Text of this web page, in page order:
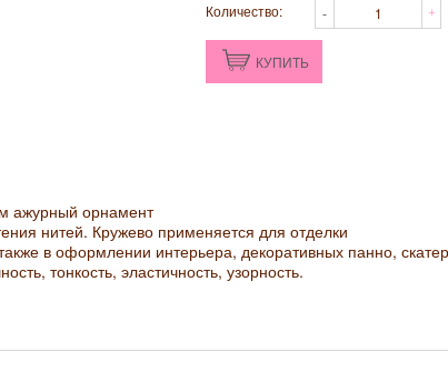
Количество:
КУПИТЬ
ажурный орнамент
нитей. Кружево применяется для отделки
в оформлении интерьера, декоративных панно,
тонкость, эластичность, узорность.